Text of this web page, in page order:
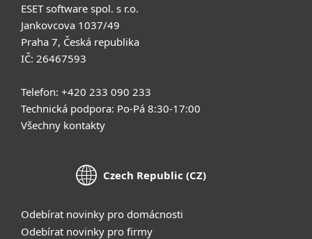
ESET software spol. s r.o.
Jankovcova 1037/49
Praha 7, Česká republika
IČ: 26467593
Telefon: +420 233 090 233
Technická podpora: Po-Pá 8:30-17:00
Všechny kontakty
Czech Republic (CZ)
Odebírat novinky pro domácnosti
Odebírat novinky pro firmy